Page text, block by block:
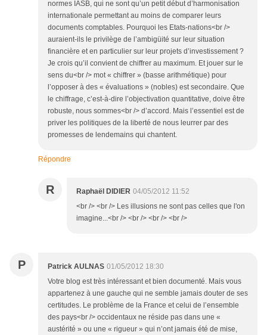
normes IASB, qui ne sont qu’un petit début d’harmonisation
internationale permettant au moins de comparer leurs
documents comptables. Pourquoi les Etats-nations<br />
auraient-ils le privilège de l’ambigüité sur leur situation
financière et en particulier sur leur projets d’investissement ?
Je crois qu’il convient de chiffrer au maximum. Et jouer sur le
sens du<br /> mot « chiffrer » (basse arithmétique) pour
l’opposer à des « évaluations » (nobles) est secondaire. Que
le chiffrage, c’est-à-dire l’objectivation quantitative, doive être
robuste, nous sommes<br /> d’accord. Mais l’essentiel est de
priver les politiques de la liberté de nous leurrer par des
promesses de lendemains qui chantent.
Répondre
R Raphaël DIDIER 04/05/2012 11:52
<br /> <br /> Les illusions ne sont pas celles que l'on
imagine...<br /> <br /> <br /> <br />
P Patrick AULNAS 01/05/2012 18:30
Votre blog est très intéressant et bien documenté. Mais vous
appartenez à une gauche qui ne semble jamais douter de ses
certitudes. Le problème de la France et celui de l’ensemble
des pays<br /> occidentaux ne réside pas dans une «
austérité » ou une « rigueur » qui n’ont jamais été de mise,